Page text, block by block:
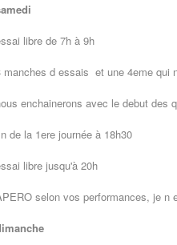
libre de 7h à 9h
manches d essais et une 4eme qui
enchainerons avec le debut des
de la 1ere journée à 18h30
libre jusqu'à 20h
selon vos performances, je n